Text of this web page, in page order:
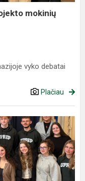
mokinių
vyko debatai
Plačiau